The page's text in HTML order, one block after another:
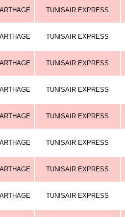
TUNISAIR EXPRESS
TUNISAIR EXPRESS
TUNISAIR EXPRESS
TUNISAIR EXPRESS
TUNISAIR EXPRESS
TUNISAIR EXPRESS
TUNISAIR EXPRESS
TUNISAIR EXPRESS